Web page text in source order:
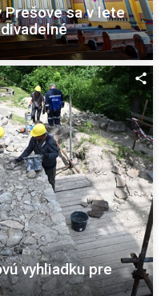
Prešove sa v lete
vyhliadku pre